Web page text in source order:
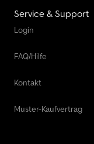
Service & Support
Login
FAQ/Hilfe
Kontakt
Muster-Kaufvertrag